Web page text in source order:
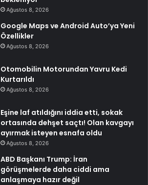
Ağustos 8, 2026
Google Maps ve Android Auto’ya Yeni
Özellikler
Ağustos 8, 2026
Otomobilin Motorundan Yavru Kedi
Kurtarıldı
Ağustos 8, 2026
Eşine laf atıldığını iddia etti, sokak
ortasında dehşet saçtı! Olan kavgayı
ayırmak isteyen esnafa oldu
Ağustos 8, 2026
ABD Başkanı Trump: İran
görüşmelerde daha ciddi ama
anlaşmaya hazır değil